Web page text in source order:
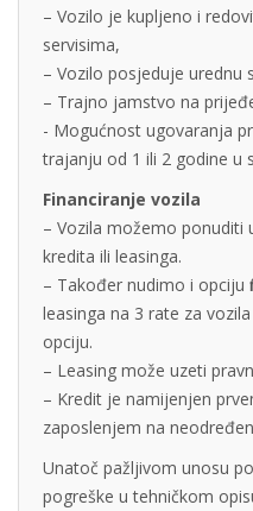
– Vozilo je kupljeno i
servisima,
– Vozilo posjeduje urednu
– Trajno jamstvo na
- Mogućnost ugovaranja
trajanju od 1 ili 2 godine u
Financiranje vozila
– Vozila možemo ponuditi
kredita ili leasinga.
– Također nudimo i opciju
leasinga na 3 rate za
opciju.
– Leasing može uzeti
– Kredit je namijenjen
zaposlenjem na
Unatoč pažljivom unosu
pogreške u tehničkom